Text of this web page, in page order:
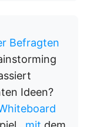
Befragten
Ideen?